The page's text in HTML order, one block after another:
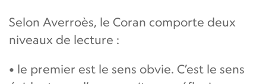
Selon Averroès, le Coran comporte deux
niveaux de lecture :
• le premier est le sens obvie. C’est le sens